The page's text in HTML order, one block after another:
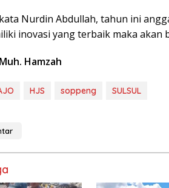
Nurdin Abdullah, tahun ini
inovasi yang terbaik maka akan
Hamzah
HJS soppeng SULSUL